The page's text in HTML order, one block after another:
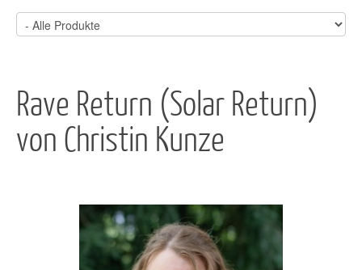
Rave Return (Solar Return)
von Christin Kunze